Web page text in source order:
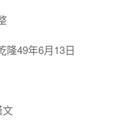
隆49年6月13日
文